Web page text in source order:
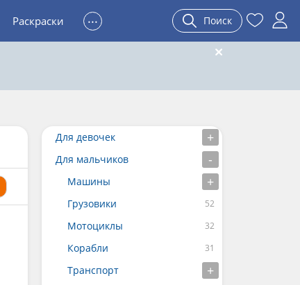
Раскраски ... Поиск
Для девочек
Для мальчиков
Машины
Грузовики
Мотоциклы
Корабли
Транспорт